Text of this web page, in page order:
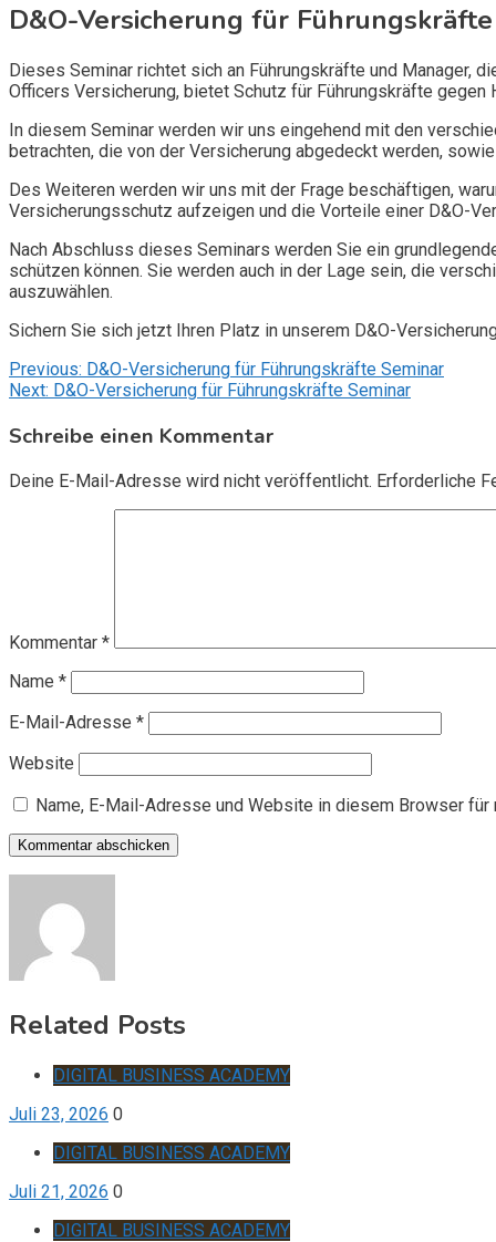
D&O-Versicherung für
Dieses Seminar richtet sich an Führungskräfte und Manager,
Officers Versicherung, bietet Schutz für Führungskräfte
In diesem Seminar werden wir uns eingehend mit den
betrachten, die von der Versicherung abgedeckt werden,
Des Weiteren werden wir uns mit der Frage beschäftigen,
Versicherungsschutz aufzeigen und die Vorteile einer D&O-
Nach Abschluss dieses Seminars werden Sie ein
schützen können. Sie werden auch in der Lage sein, die
auszuwählen.
Sichern Sie sich jetzt Ihren Platz in unserem D&O-
Beitragsnavigation
Previous: D&O-Versicherung für Führungskräfte Seminar
Next: D&O-Versicherung für Führungskräfte Seminar
Schreibe einen Kommentar
Deine E-Mail-Adresse wird nicht veröffentlicht. Erforderliche
Kommentar *
Name *
E-Mail-Adresse *
Website
Name, E-Mail-Adresse und Website in diesem Browser
Related Posts
DIGITAL BUSINESS ACADEMY
Juli 23, 2026 0
DIGITAL BUSINESS ACADEMY
Juli 21, 2026 0
DIGITAL BUSINESS ACADEMY